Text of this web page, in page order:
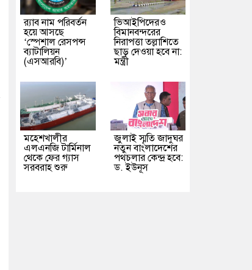
র‌্যাব নাম পরিবর্তন
হয়ে আসছে
‘স্পেশাল রেসপন্স
ব্যাটালিয়ন
(এসআরবি)’
ভিআইপিদেরও
বিমানবন্দরের
নিরাপত্তা তল্লাশিতে
ছাড় দেওয়া হবে না:
মন্ত্রী
মহেশখালীর
এলএনজি টার্মিনাল
থেকে ফের গ্যাস
সরবরাহ শুরু
জুলাই স্মৃতি জাদুঘর
নতুন বাংলাদেশের
পথচলার কেন্দ্র হবে:
ড. ইউনূস